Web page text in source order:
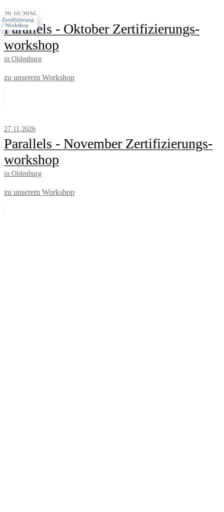
29.10.2026
Parallels - Oktober Zertifizierungs­
workshop
in Oldenburg
zu unserem Workshop
Zertifizierung
/ Workshop
27.11.2026
Parallels - November Zertifizierungs­
workshop
in Oldenburg
zu unserem Workshop